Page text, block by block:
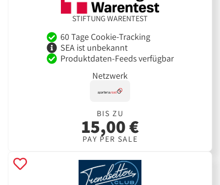
STIFTUNG WARENTEST
60 Tage Cookie-Tracking
SEA ist unbekannt
Produktdaten-Feeds verfügbar
Netzwerk
BIS ZU
15,00 €
PAY PER SALE